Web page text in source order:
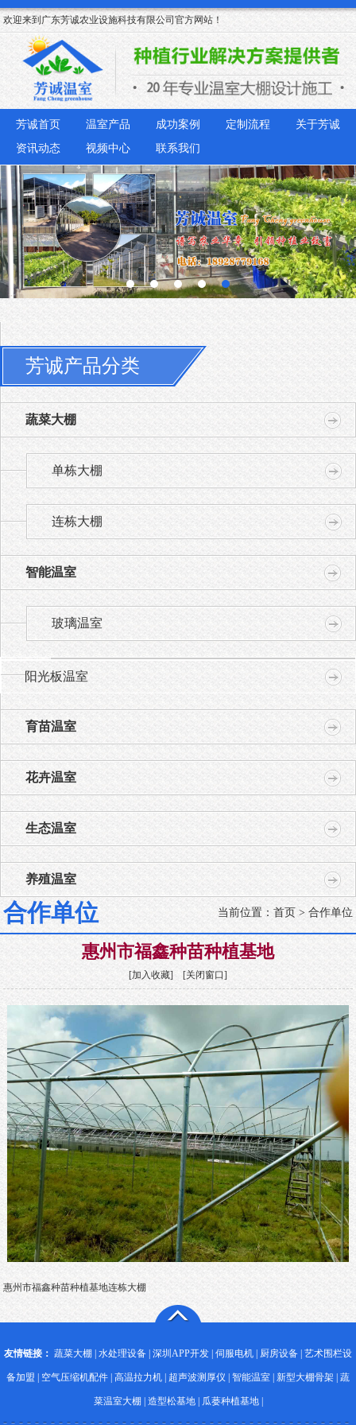
欢迎来到广东芳诚农业设施科技有限公司官方网站！
芳诚首页 温室产品 成功案例 定制流程
关于芳诚
资讯动态
视频中心 联系我们
芳诚产品分类
蔬菜大棚
单栋大棚
连栋大棚
智能温室
玻璃温室
阳光板温室
育苗温室
花卉温室
生态温室
养殖温室
合作单位 当前位置： 首页 > 合作单位
惠州市福鑫种苗种植基地
[加入收藏] [关闭窗口]
惠州市福鑫种苗种植基地连栋大棚
友情链接： 蔬菜大棚 水处理设备 深圳APP开发 伺服电机 厨房设备 艺术围栏设
备加盟 空气压缩机配件 高温拉力机 超声波测厚仪 智能温室 新型大棚骨架 蔬
菜温室大棚 造型松基地| 瓜蒌种植基地|